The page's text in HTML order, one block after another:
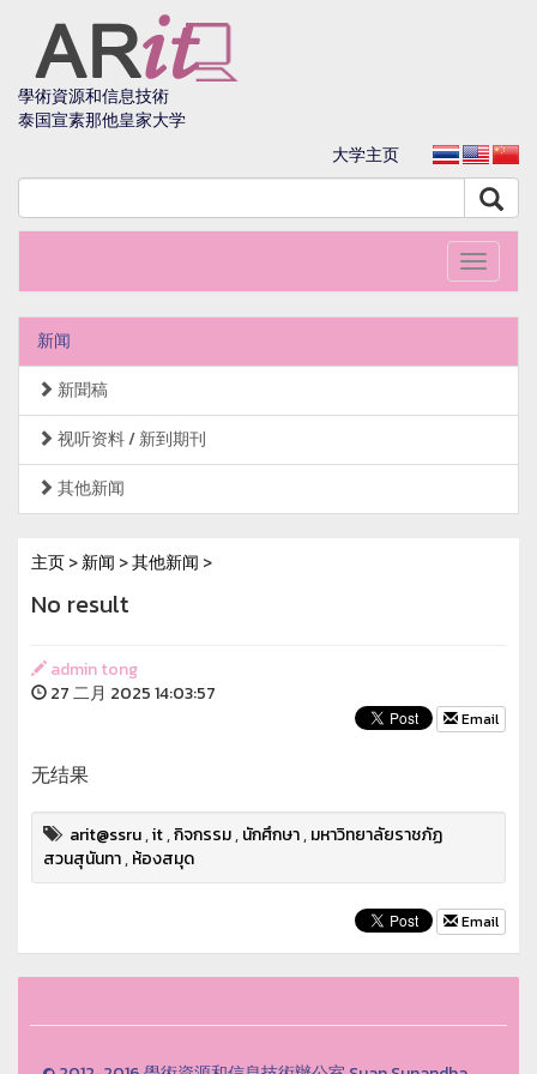
學術資源和信息技術
泰国宣素那他皇家大学
大学主页
Toggle
新闻
新聞稿
视听资料 / 新到期刊
其他新闻
主页>新闻 >其他新闻 >
No result
admin tong
27 二月 2025 14:03:57
Email
无结果
arit@ssru,it,กิจกรรม,นักศึกษา,มหาวิทยาลัยราชภัฏ
สวนสุนันทา,ห้องสมุด
Email